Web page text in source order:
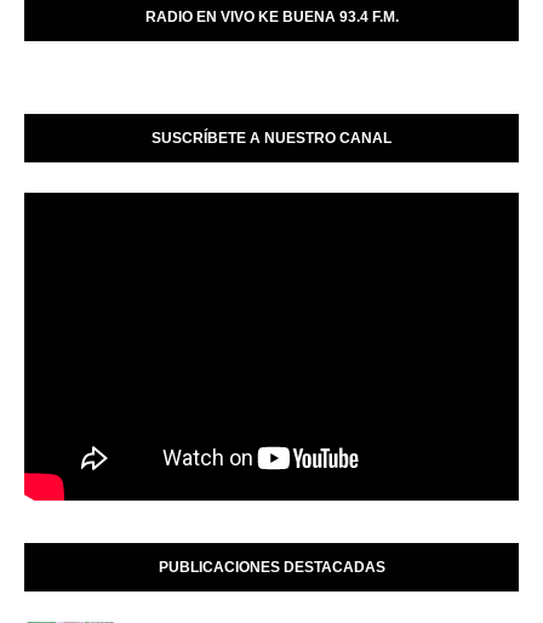
RADIO EN VIVO KE BUENA 93.4 F.M.
SUSCRÍBETE A NUESTRO CANAL
PUBLICACIONES DESTACADAS